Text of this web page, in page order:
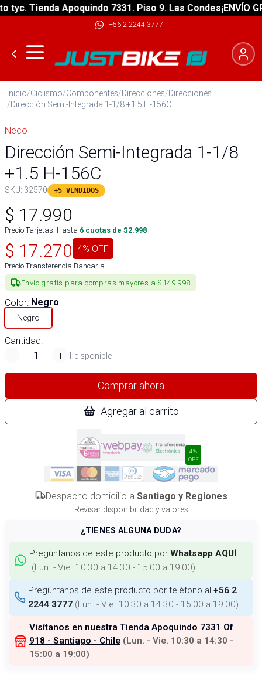
Tienda Apoquindo 7331. Piso 9. Las Condes¡ENVÍO
+56 2 2244 3777 |
Inicio/Ciclismo/Componentes/Direcciones/Direcciones
/Dirección Semi-Integrada 1-1/8 +1.5 H-156C
Neco
Dirección Semi-Integrada 1-1/8
+1.5 H-156C
SKU: 32570 +5 VENDIDOS
$ 17.990
Precio Tarjetas: Hasta 6 cuotas de $2.998
$ 17.270 4% OFF
Precio Transferencia Bancaria
Envío gratis para compras mayores a $149.998
Color: Negro
Negro
Cantidad:
-
+ 1 disponible
Comprar ahora
Agregar al carrito
4%
OFF
Despacho domicilio a Santiago y Regiones
Revisar disponibilidad y valores
¿TIENES ALGUNA DUDA?
Pregúntanos de este producto por Whatsapp AQUÍ
(Lun. - Vie. 10:30 a 14:30 - 15:00 a 19:00)
Pregúntanos de este producto por teléfono al +56 2
2244 3777 (Lun. - Vie. 10:30 a 14:30 - 15:00 a 19:00)
Visítanos en nuestra Tienda Apoquindo 7331 Of
918 - Santiago - Chile (Lun. - Vie. 10:30 a 14:30 -
15:00 a 19:00)